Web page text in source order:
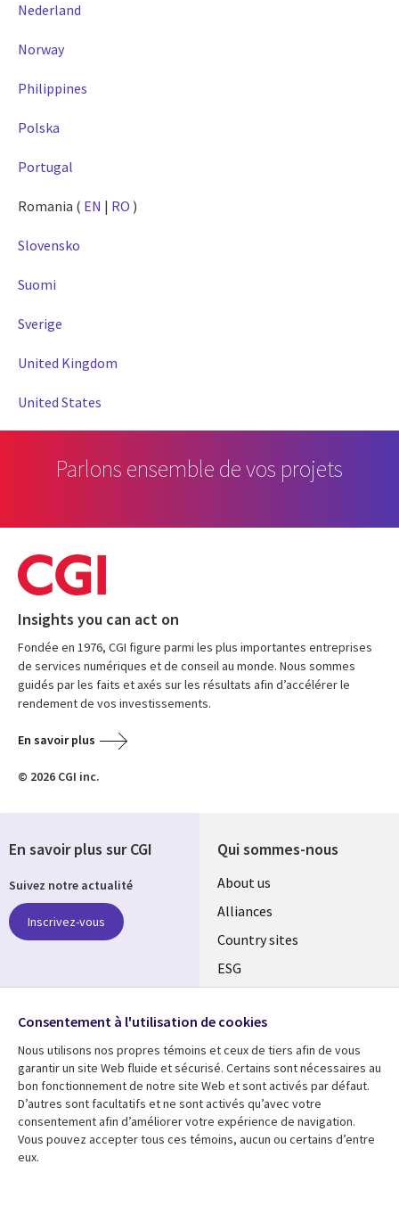
Nederland
Norway
Philippines
Polska
Portugal
Romania ( EN | RO )
Slovensko
Suomi
Sverige
United Kingdom
United States
Parlons ensemble de vos projets
Insights you can act on
Fondée en 1976, CGI figure parmi les plus importantes entreprises
de services numériques et de conseil au monde. Nous sommes
guidés par les faits et axés sur les résultats afin d’accélérer le
rendement de vos investissements.
En savoir plus
© 2026 CGI inc.
Qui sommes-nous
About us
Alliances
Country sites
ESG
Mergers
Newsroom
Ressources
Articles
Support
En savoir plus sur CGI
Suivez notre actualité
Inscrivez-vous
réseaux
Consentement à l'utilisation de cookies
Nous utilisons nos propres témoins et ceux de tiers afin de vous
garantir un site Web fluide et sécurisé. Certains sont nécessaires au
bon fonctionnement de notre site Web et sont activés par défaut.
D’autres sont facultatifs et ne sont activés qu’avec votre
consentement afin d’améliorer votre expérience de navigation.
Vous pouvez accepter tous ces témoins, aucun ou certains d’entre
eux.